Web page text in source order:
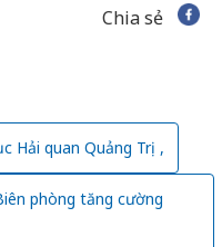
Chia sẻ
Hải quan Quảng Trị ,
phòng tăng cường